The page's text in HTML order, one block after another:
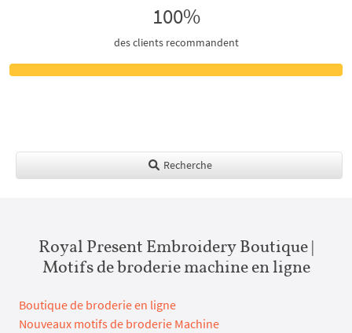
100%
des clients recommandent
Recherche
Royal Present Embroidery Boutique |
Motifs de broderie machine en ligne
Boutique de broderie en ligne
Nouveaux motifs de broderie Machine